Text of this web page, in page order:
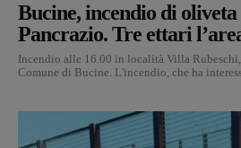
Bucine, incendio di oliveta
Pancrazio. Tre ettari
Incendio alle 16.00 in località Villa Rubeschi,
Comune di Bucine. L'incendio, che ha